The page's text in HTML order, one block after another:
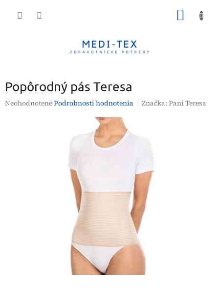
Popôrodný pás Teresa
Priemerné
NeohodnotenéPodrobnosti hodnotenia Značka:Pani Teresa